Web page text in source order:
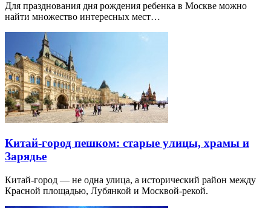
Для празднования дня рождения ребенка в Москве можно
найти множество интересных мест…
Китай-город пешком: старые улицы, храмы и
Зарядье
Китай-город — не одна улица, а исторический район между
Красной площадью, Лубянкой и Москвой-рекой.